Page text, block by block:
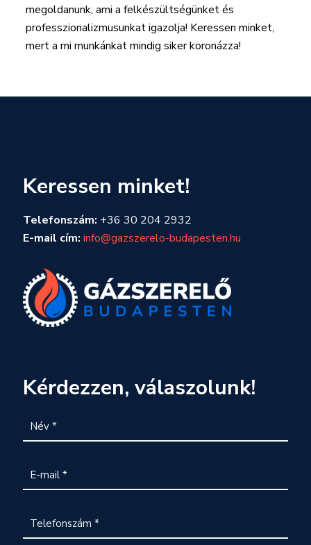
megoldanunk, ami a felkészültségünket és
professzionalizmusunkat igazolja! Keressen minket,
mert a mi munkánkat mindig siker koronázza!
Keressen minket!
Telefonszám: +36 30 204 2932
E-mail cím: info@gazszerelo-budapesten.hu
Kérdezzen, válaszolunk!